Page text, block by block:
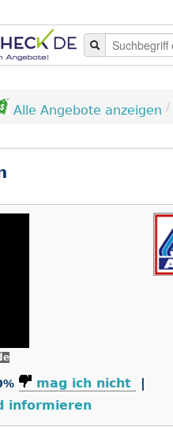
Alle Angebote anzeigen /
mag ich nicht
|
informieren